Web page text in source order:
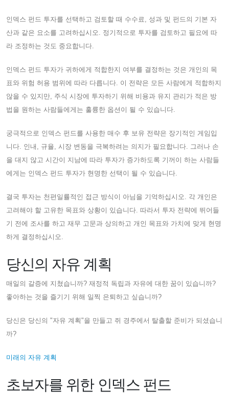
인덱스 펀드 투자를 선택하고 검토할 때 수수료, 성과 및 펀드의 기본 자
산과 같은 요소를 고려하십시오. 정기적으로 투자를 검토하고 필요에 따
라 조정하는 것도 중요합니다.
인덱스 펀드 투자가 귀하에게 적합한지 여부를 결정하는 것은 개인의 목
표와 위험 허용 범위에 따라 다릅니다. 이 전략은 모든 사람에게 적합하지
않을 수 있지만, 주식 시장에 투자하기 위해 비용과 유지 관리가 적은 방
법을 원하는 사람들에게는 훌륭한 옵션이 될 수 있습니다.
궁극적으로 인덱스 펀드를 사용한 매수 후 보유 전략은 장기적인 게임입
니다. 인내, 규율, 시장 변동을 극복하려는 의지가 필요합니다. 그러나 손
을 대지 않고 시간이 지남에 따라 투자가 증가하도록 기꺼이 하는 사람들
에게는 인덱스 펀드 투자가 현명한 선택이 될 수 있습니다.
결국 투자는 천편일률적인 접근 방식이 아님을 기억하십시오. 각 개인은
고려해야 할 고유한 목표와 상황이 있습니다. 따라서 투자 전략에 뛰어들
기 전에 조사를 하고 재무 고문과 상의하고 개인 목표와 가치에 맞게 현명
하게 결정하십시오.
당신의 자유 계획
매일의 갈증에 지쳤습니까? 재정적 독립과 자유에 대한 꿈이 있습니까?
좋아하는 것을 즐기기 위해 일찍 은퇴하고 싶습니까?
당신은 당신의 "자유 계획"을 만들고 쥐 경주에서 탈출할 준비가 되셨습니
까?
미래의 자유 계획
초보자를 위한 인덱스 펀드